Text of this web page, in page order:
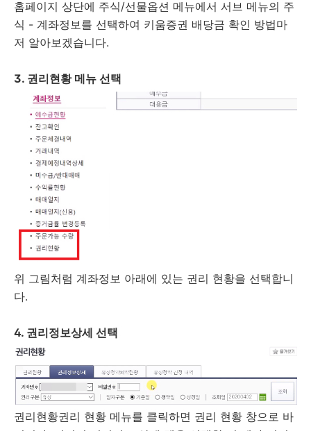
홈페이지 상단에 주식/선물옵션 메뉴에서 서브 메뉴의 주
식 - 계좌정보를 선택하여 키움증권 배당금 확인 방법마
저 알아보겠습니다.
3. 권리현황 메뉴 선택
위 그림처럼 계좌정보 아래에 있는 권리 현황을 선택합니
다.
4. 권리정보상세 선택
권리현황권리 현황 메뉴를 클릭하면 권리 현황 창으로 바